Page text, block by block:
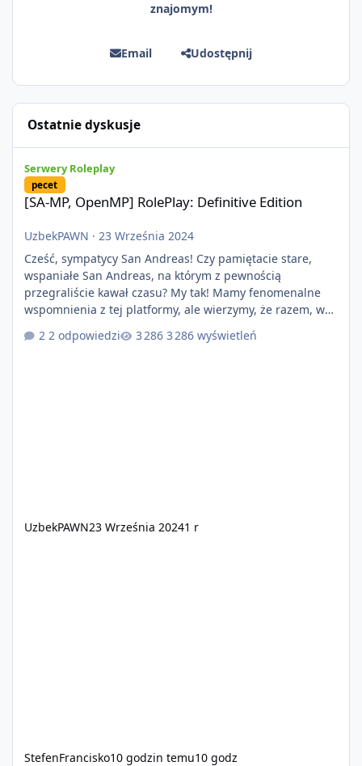
znajomym!
Email Udostępnij
Ostatnie dyskusje
Serwery Roleplay
pecet
[SA-MP, OpenMP] RolePlay: Definitive Edition
UzbekPAWN · 23 Września 2024
Cześć, sympatycy San Andreas! Czy pamiętacie stare,
wspaniałe San Andreas, na którym z pewnością
przegraliście kawał czasu? My tak! Mamy fenomenalne
wspomnienia z tej platformy, ale wierzymy, że razem, w
nowopowstającym projekcie RolePlay: Definitive Edition
uda nam się zbudować nowe, piękne chwile w roleplayu,
2 odpowiedzi 3 286 wyświetleń
UzbekPAWN23 Września 20241 r
StefenFrancisko10 godzin temu10 godz